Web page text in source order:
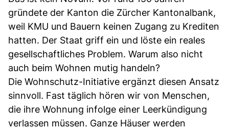
gründete der Kanton die Zürcher Kantonalbank,
weil KMU und Bauern keinen Zugang zu Krediten
hatten. Der Staat griff ein und löste ein reales
gesellschaftliches Problem. Warum also nicht
auch beim Wohnen mutig handeln?
Die Wohnschutz-Initiative ergänzt diesen Ansatz
sinnvoll. Fast täglich hören wir von Menschen,
die ihre Wohnung infolge einer Leerkündigung
verlassen müssen. Ganze Häuser werden